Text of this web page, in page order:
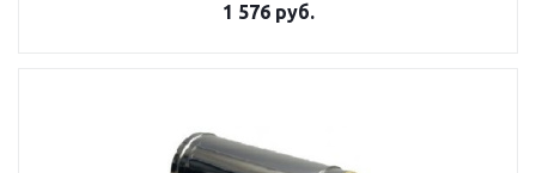
1 576 руб.